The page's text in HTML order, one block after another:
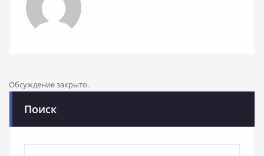
Обсуждение закрыто.
Поиск